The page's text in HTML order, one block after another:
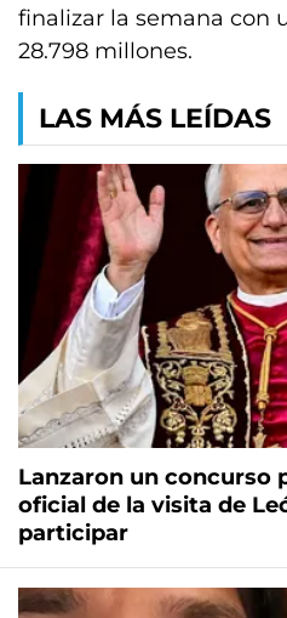
finalizar la semana con
28.798 millones.
LAS MÁS LEÍDAS
Lanzaron un concurso
oficial de la visita de
participar